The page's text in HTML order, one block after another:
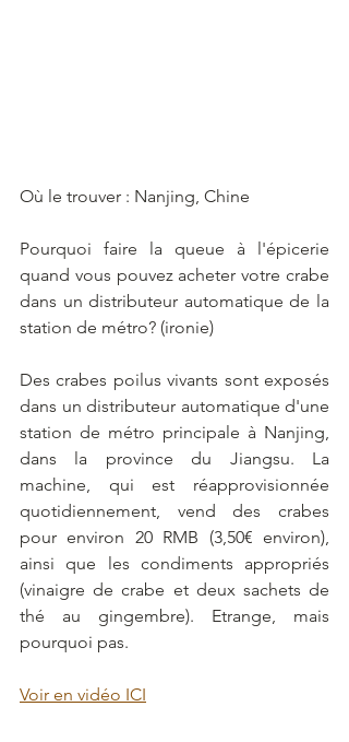
Où le trouver : Nanjing, Chine
Pourquoi faire la queue à l'épicerie
quand vous pouvez acheter votre crabe
dans un distributeur automatique de la
station de métro? (ironie)
Des crabes poilus vivants sont exposés
dans un distributeur automatique d'une
station de métro principale à Nanjing,
dans la province du Jiangsu. La
machine, qui est réapprovisionnée
quotidiennement, vend des crabes
pour environ 20 RMB (3,50€ environ),
ainsi que les condiments appropriés
(vinaigre de crabe et deux sachets de
thé au gingembre). Etrange, mais
pourquoi pas.
Voir en vidéo ICI